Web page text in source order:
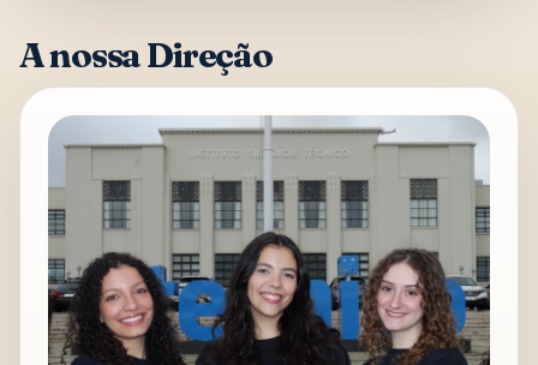
A nossa Direção